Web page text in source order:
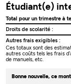
Étudiant(e)
Total pour un trimestre à
Droits de scolarité :
Autres frais exigibles :
Ces totaux sont des
autres coûts tels les frais
de manuels, etc.
Bonne nouvelle, ce